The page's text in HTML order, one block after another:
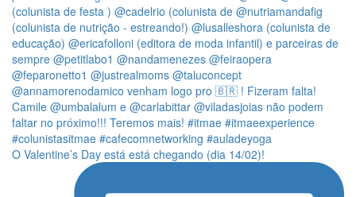
O Valentine’s Day está está chegando (dia 14/02)!